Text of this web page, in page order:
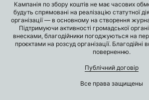
Кампанія по збору коштів не має часових
будуть спрямовані на реалізацію статутної
організації — в основному на створення
Підтримуючи активності громадської
внесками, благодійники погоджуються на
проєктами на розсуд організації. Благодійні
поверненню.
Публічний договір
Все права защищены